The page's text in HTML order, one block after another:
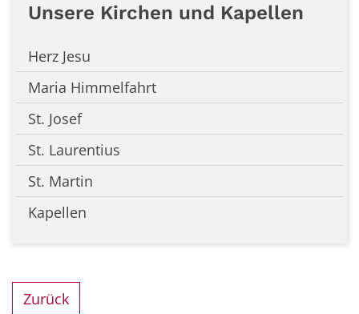
Unsere Kirchen und Kapellen
Herz Jesu
Maria Himmelfahrt
St. Josef
St. Laurentius
St. Martin
Kapellen
Zurück